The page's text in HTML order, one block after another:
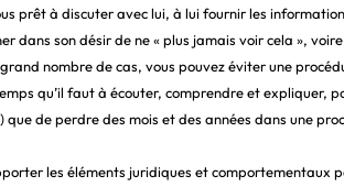
prêt à discuter avec lui, à lui fournir les
dans son désir de ne « plus jamais voir cela »,
nombre de cas, vous pouvez éviter une
qu’il faut à écouter, comprendre et expliquer,
que de perdre des mois et des années dans une
les éléments juridiques et comportementaux